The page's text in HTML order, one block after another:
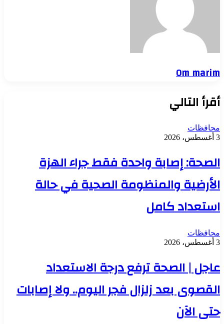
Om marim
أقرأ التالي
محافظات
3 أغسطس، 2026
الصحة: إصابة واحدة فقط جراء الهزة
الأرضية والمنظومة الصحية في حالة
استعداد كامل
محافظات
3 أغسطس، 2026
عاجل | الصحة ترفع درجة الاستعداد
القصوى بعد زلزال فجر اليوم.. ولا إصابات
حتى الآن